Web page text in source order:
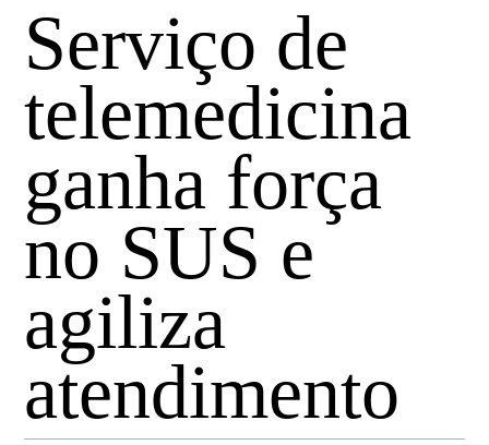
Serviço de
telemedicina
ganha força
no SUS e
agiliza
atendimento